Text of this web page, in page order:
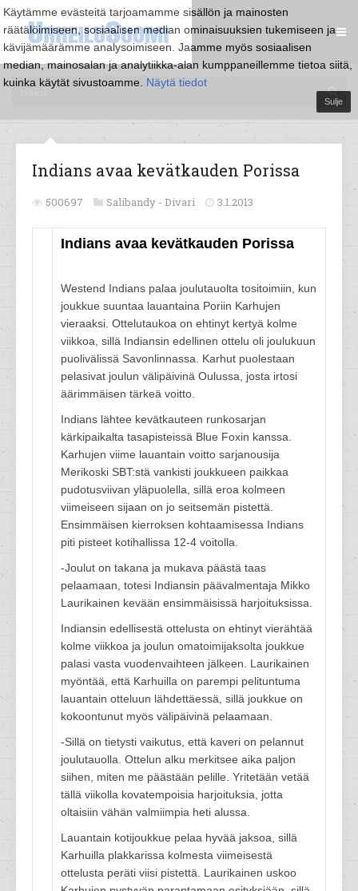
Käytämme evästeitä tarjoamamme sisällön ja mainosten
räätälöimiseen, sosiaalisen median ominaisuuksien tukemiseen ja
kävijämäärämme analysoimiseen. Jaamme myös sosiaalisen
median, mainosalan ja analytiikka-alan kumppaneillemme tietoa siitä,
kuinka käytät sivustoamme. Näytä tiedot
Sulje
Indians avaa kevätkauden Porissa
500697 Salibandy - Divari 3.1.2013
Indians avaa kevätkauden Porissa
Westend Indians palaa joulutauolta tositoimiin, kun
joukkue suuntaa lauantaina Poriin Karhujen
vieraaksi. Ottelutaukoa on ehtinyt kertyä kolme
viikkoa, sillä Indiansin edellinen ottelu oli joulukuun
puolivälissä Savonlinnassa. Karhut puolestaan
pelasivat joulun välipäivinä Oulussa, josta irtosi
äärimmäisen tärkeä voitto.
Indians lähtee kevätkauteen runkosarjan
kärkipaikalta tasapisteissä Blue Foxin kanssa.
Karhujen viime lauantain voitto sarjanousija
Merikoski SBT:stä vankisti joukkueen paikkaa
pudotusviivan yläpuolella, sillä eroa kolmeen
viimeiseen sijaan on jo seitsemän pistettä.
Ensimmäisen kierroksen kohtaamisessa Indians
piti pisteet kotihallissa 12-4 voitolla.
-Joulut on takana ja mukava päästä taas
pelaamaan, totesi Indiansin päävalmentaja Mikko
Laurikainen kevään ensimmäisissä harjoituksissa.
Indiansin edellisestä ottelusta on ehtinyt vierähtää
kolme viikkoa ja joulun omatoimijaksolta joukkue
palasi vasta vuodenvaihteen jälkeen. Laurikainen
myöntää, että Karhuilla on parempi pelituntuma
lauantain otteluun lähdettäessä, sillä joukkue on
kokoontunut myös välipäivinä pelaamaan.
-Sillä on tietysti vaikutus, että kaveri on pelannut
joulutauolla. Ottelun alku merkitsee aika paljon
siihen, miten me päästään pelille. Yritetään vetää
tällä viikolla kovatempoisia harjoituksia, jotta
oltaisiin vähän valmiimpia heti alussa.
Lauantain kotijoukkue pelaa hyvää jaksoa, sillä
Karhuilla plakkarissa kolmesta viimeisestä
ottelusta peräti viisi pistettä. Laurikainen uskoo